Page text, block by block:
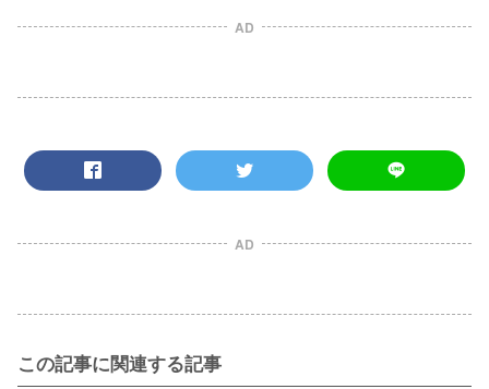
AD
AD
この記事に関連する記事